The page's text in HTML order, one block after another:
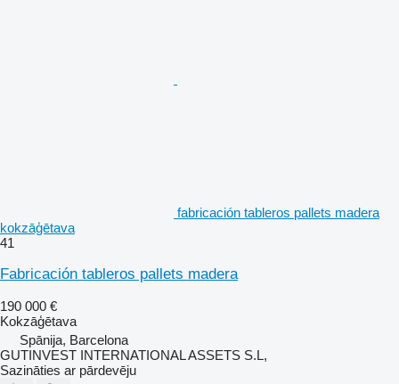
fabricación tableros pallets madera
kokzāģētava
41
Fabricación tableros pallets madera
190 000 €
Kokzāģētava
Spānija, Barcelona
GUTINVEST INTERNATIONAL ASSETS S.L,
Sazināties ar pārdevēju